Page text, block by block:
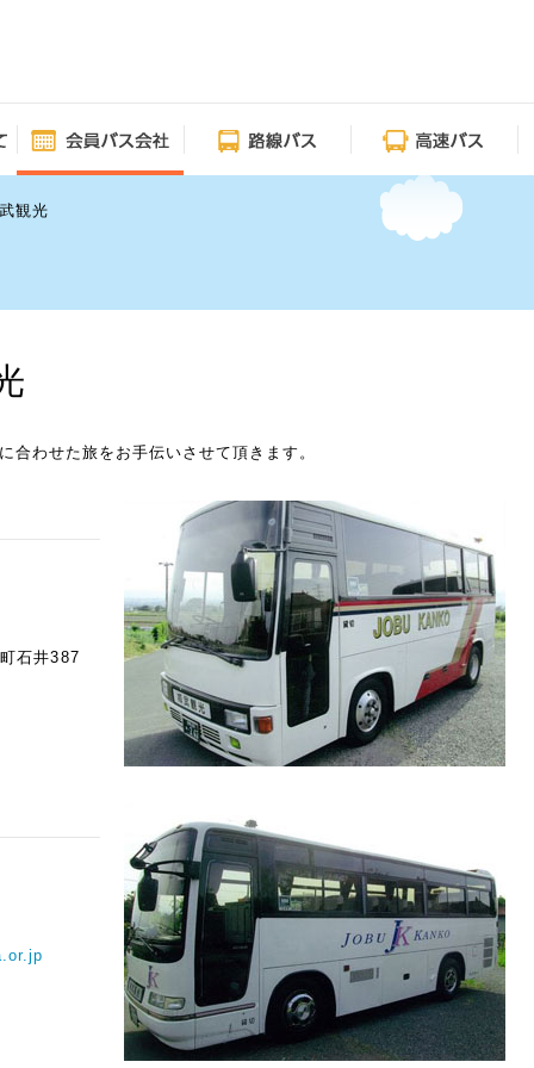
観光
合わせた旅をお手伝いさせて頂きます。
石井387